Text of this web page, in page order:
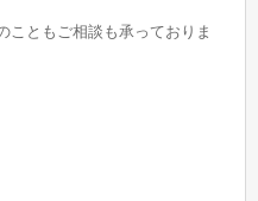
こともご相談も承っておりま